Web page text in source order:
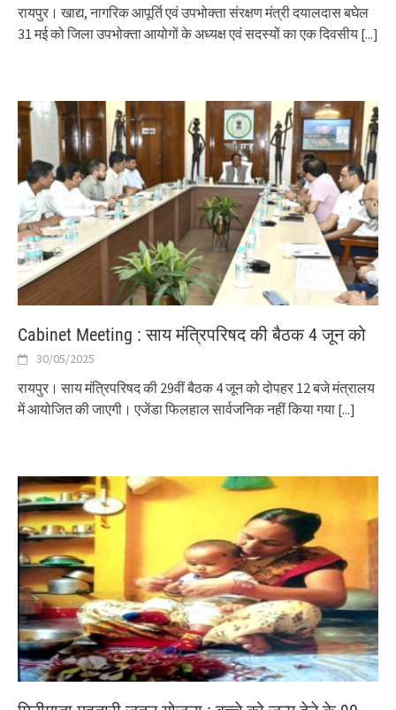
रायपुर। खाद्य, नागरिक आपूर्ति एवं उपभोक्ता संरक्षण मंत्री दयालदास बघेल
31 मई को जिला उपभोक्ता आयोगों के अध्यक्ष एवं सदस्यों का एक दिवसीय [...]
Cabinet Meeting : साय मंत्रिपरिषद की बैठक 4 जून को
30/05/2025
रायपुर। साय मंत्रिपरिषद की 29वीं बैठक 4 जून को दोपहर 12 बजे मंत्रालय
में आयोजित की जाएगी। एजेंडा फिलहाल सार्वजनिक नहीं किया गया [...]